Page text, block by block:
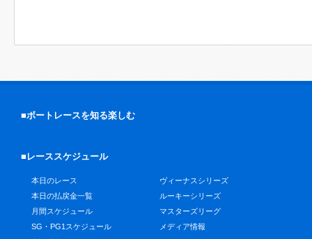
■ボートレースを知る楽しむ
■レーススケジュール
本日のレース
本日の払戻金一覧
月間スケジュール
SG・PG1スケジュール
ヴィーナスシリーズ
ルーキーシリーズ
マスターズリーグ
メディア情報